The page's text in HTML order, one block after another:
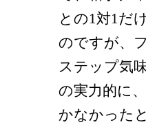
との1対1だ
のですが、
ステップ気
の実力的に
かなかった